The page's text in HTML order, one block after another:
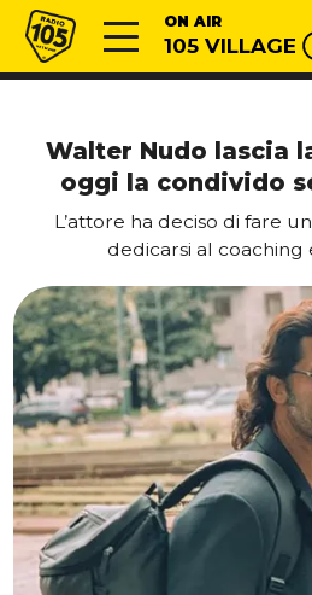
Vai al contenuto
Radio 105 ON AIR
105 VILLAGE
Walter Nudo lascia
oggi la condivido
L’attore ha deciso di fare
dedicarsi al coaching